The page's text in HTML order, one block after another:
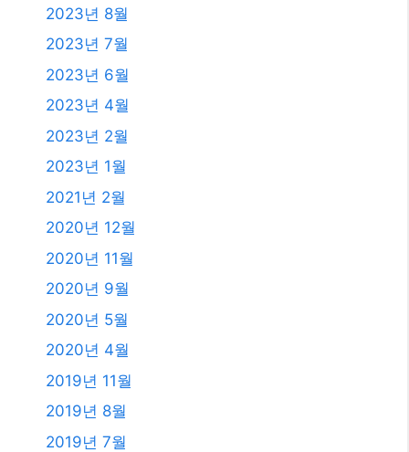
2023년 8월
2023년 7월
2023년 6월
2023년 4월
2023년 2월
2023년 1월
2021년 2월
2020년 12월
2020년 11월
2020년 9월
2020년 5월
2020년 4월
2019년 11월
2019년 8월
2019년 7월